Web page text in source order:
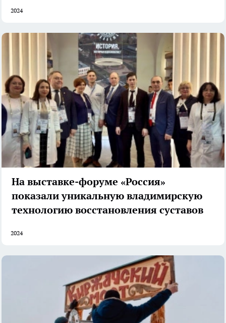
2024
На выставке-форуме «Россия»
показали уникальную владимирскую
технологию восстановления суставов
2024